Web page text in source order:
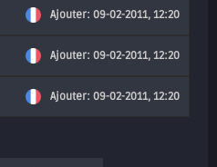
Ajouter: 09-02-2011, 12:20
Ajouter: 09-02-2011, 12:20
Ajouter: 09-02-2011, 12:20